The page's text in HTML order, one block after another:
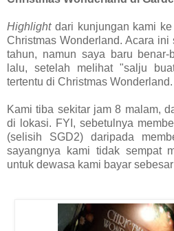
Highlightdari kunjungan kami
Christmas Wonderland. Acara
tahun, namun saya baru benar-
lalu, setelah melihat "salju
tertentu di Christmas Wonderland.
Kami tiba sekitar jam 8 malam,
di lokasi. FYI, sebetulnya
(selisih SGD2) daripada
sayangnya kami tidak sempat
untuk dewasa kami bayar